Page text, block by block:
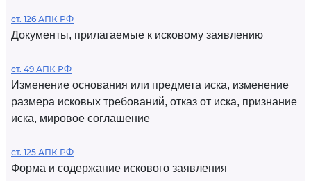
ст. 126 АПК РФ
Документы, прилагаемые к исковому заявлению
ст. 49 АПК РФ
Изменение основания или предмета иска, изменение
размера исковых требований, отказ от иска, признание
иска, мировое соглашение
ст. 125 АПК РФ
Форма и содержание искового заявления